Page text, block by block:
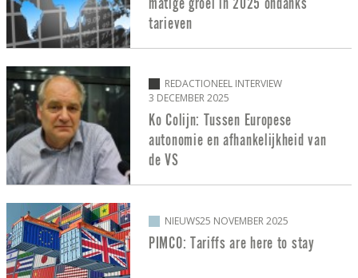
matige groei in 2025 ondanks
tarieven
REDACTIONEEL INTERVIEW
3 DECEMBER 2025
Ko Colijn: Tussen Europese
autonomie en afhankelijkheid van
de VS
NIEUWS25 NOVEMBER 2025
PIMCO: Tariffs are here to stay